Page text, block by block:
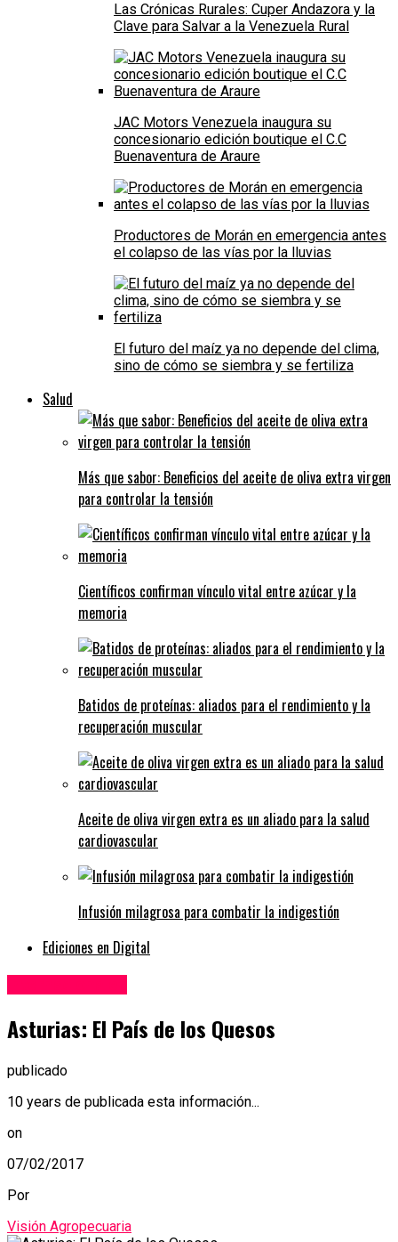
Las Crónicas Rurales: Cuper Andazora y la
Clave para Salvar a la Venezuela Rural
JAC Motors Venezuela inaugura su
concesionario edición boutique el C.C
Buenaventura de Araure
Productores de Morán en emergencia antes
el colapso de las vías por la lluvias
El futuro del maíz ya no depende del clima,
sino de cómo se siembra y se fertiliza
Salud
Más que sabor: Beneficios del aceite de oliva extra virgen
para controlar la tensión
Científicos confirman vínculo vital entre azúcar y la
memoria
Batidos de proteínas: aliados para el rendimiento y la
recuperación muscular
Aceite de oliva virgen extra es un aliado para la salud
cardiovascular
Infusión milagrosa para combatir la indigestión
Ediciones en Digital
Asturias: El País de los Quesos
publicado
10 years de publicada esta información...
on
07/02/2017
Por
Visión Agropecuaria